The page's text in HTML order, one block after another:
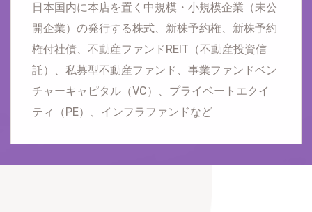
日本国内に本店を置く中規模・小規模企業（未公
開企業）の発行する株式、新株予約権、新株予約
権付社債、不動産ファンドREIT（不動産投資信
託）、私募型不動産ファンド、事業ファンドベン
チャーキャピタル（VC）、プライベートエクイ
ティ（PE）、インフラファンドなど